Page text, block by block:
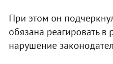
При этом он
обязана реагировать в
нарушение